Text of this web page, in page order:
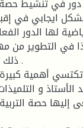
ايجابي في
التطوير من
ذلك
و
حصة التربية